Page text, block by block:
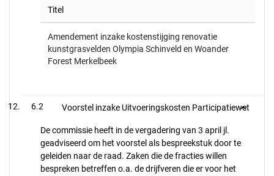
Titel
Amendement inzake kostenstijging renovatie
kunstgrasvelden Olympia Schinveld en Woander
Forest Merkelbeek
6.2 Voorstel inzake Uitvoeringskosten Participatiewet
De commissie heeft in de vergadering van 3 april jl.
geadviseerd om het voorstel als bespreekstuk door te
geleiden naar de raad. Zaken die de fracties willen
bespreken betreffen o.a. de drijfveren die er voor het